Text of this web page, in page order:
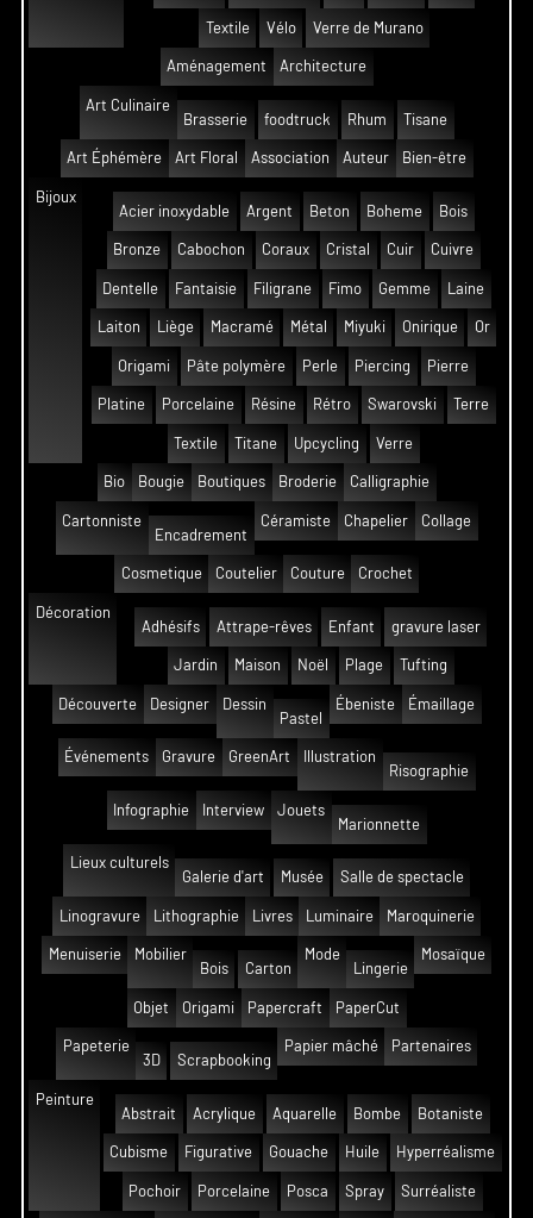
Textile Vélo Verre de Murano
Aménagement Architecture
Art Culinaire
Brasserie
foodtruck Rhum Tisane
Art Éphémère Art Floral Association Auteur Bien-être
Bijoux
Acier inoxydable
Argent Beton Boheme Bois
Bronze Cabochon Coraux Cristal Cuir Cuivre
Dentelle Fantaisie Filigrane Fimo Gemme Laine
Laiton Liège Macramé Métal Miyuki Onirique Or
Origami Pâte polymère Perle Piercing Pierre
Platine Porcelaine Résine Rétro Swarovski Terre
Textile Titane Upcycling Verre
Bio Bougie Boutiques Broderie Calligraphie
Cartonniste
Encadrement
Céramiste Chapelier Collage
Cosmetique Coutelier Couture Crochet
Décoration
Adhésifs
Attrape-rêves Enfant gravure laser
Jardin Maison Noël Plage Tufting
Découverte Designer
Dessin
Pastel
Ébeniste Émaillage
Événements Gravure GreenArt
Illustration
Risographie
Infographie Interview
Jouets
Marionnette
Lieux culturels
Galerie d'art
Musée Salle de spectacle
Linogravure Lithographie Livres Luminaire Maroquinerie
Menuiserie
Mobilier
Bois
Carton
Mode
Lingerie
Mosaïque
Objet Origami Papercraft PaperCut
Papeterie
3D
Scrapbooking
Papier mâché Partenaires
Peinture
Abstrait
Acrylique Aquarelle Bombe Botaniste
Cubisme Figurative Gouache Huile Hyperréalisme
Pochoir Porcelaine Posca Spray Surréaliste